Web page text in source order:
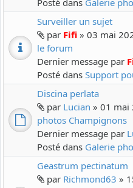
Posté dans Galerie
Surveiller un sujet
par Fifi » 03 mai
le forum
Dernier message par
Posté dans Support
Discina perlata
par Lucian » 01 mai
photos Champignons
Dernier message par
Posté dans Galerie
Geastrum pectinatum
par Richmond63 »